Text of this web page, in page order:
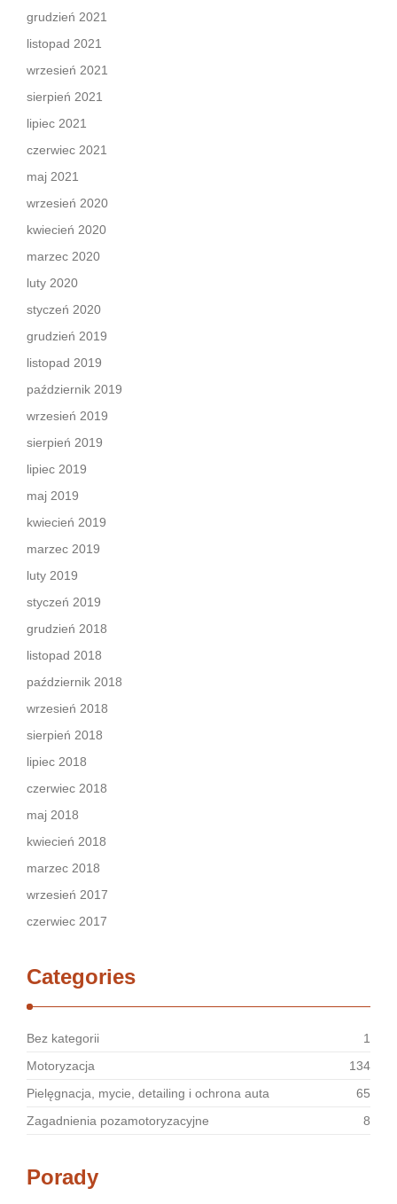
grudzień 2021
listopad 2021
wrzesień 2021
sierpień 2021
lipiec 2021
czerwiec 2021
maj 2021
wrzesień 2020
kwiecień 2020
marzec 2020
luty 2020
styczeń 2020
grudzień 2019
listopad 2019
październik 2019
wrzesień 2019
sierpień 2019
lipiec 2019
maj 2019
kwiecień 2019
marzec 2019
luty 2019
styczeń 2019
grudzień 2018
listopad 2018
październik 2018
wrzesień 2018
sierpień 2018
lipiec 2018
czerwiec 2018
maj 2018
kwiecień 2018
marzec 2018
wrzesień 2017
czerwiec 2017
Categories
Bez kategorii
1
Motoryzacja
134
Pielęgnacja, mycie, detailing i ochrona auta
65
Zagadnienia pozamotoryzacyjne
8
Porady